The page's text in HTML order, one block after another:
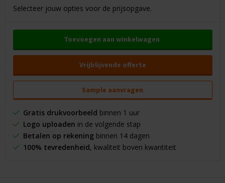
Selecteer jouw opties voor de prijsopgave.
Toevoegen aan winkelwagen
Vrijblijvende offerte
Sample aanvragen
Gratis drukvoorbeeld binnen 1 uur
Logo uploaden in de volgende stap
Betalen op rekeningbinnen 14 dagen
100% tevredenheid, kwaliteit boven kwantiteit